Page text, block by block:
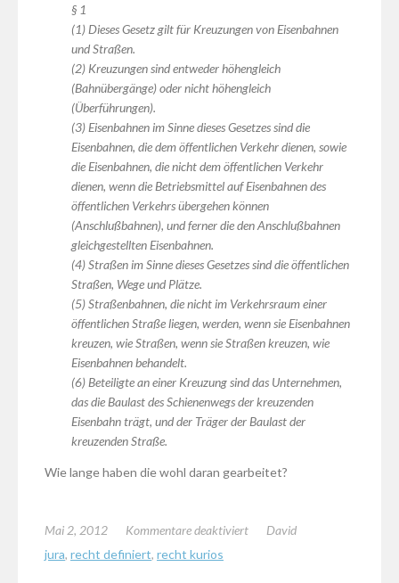
§ 1
(1) Dieses Gesetz gilt für Kreuzungen von Eisenbahnen
und Straßen.
(2) Kreuzungen sind entweder höhengleich
(Bahnübergänge) oder nicht höhengleich
(Überführungen).
(3) Eisenbahnen im Sinne dieses Gesetzes sind die
Eisenbahnen, die dem öffentlichen Verkehr dienen, sowie
die Eisenbahnen, die nicht dem öffentlichen Verkehr
dienen, wenn die Betriebsmittel auf Eisenbahnen des
öffentlichen Verkehrs übergehen können
(Anschlußbahnen), und ferner die den Anschlußbahnen
gleichgestellten Eisenbahnen.
(4) Straßen im Sinne dieses Gesetzes sind die öffentlichen
Straßen, Wege und Plätze.
(5) Straßenbahnen, die nicht im Verkehrsraum einer
öffentlichen Straße liegen, werden, wenn sie Eisenbahnen
kreuzen, wie Straßen, wenn sie Straßen kreuzen, wie
Eisenbahnen behandelt.
(6) Beteiligte an einer Kreuzung sind das Unternehmen,
das die Baulast des Schienenwegs der kreuzenden
Eisenbahn trägt, und der Träger der Baulast der
kreuzenden Straße.
Wie lange haben die wohl daran gearbeitet?
Mai 2, 2012 Kommentare deaktiviertfür
David
jura, recht definiert, recht kurios